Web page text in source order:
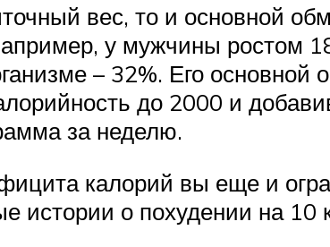
вес, то и основной
у мужчины ростом
– 32%. Его
до 2000 и
за неделю.
калорий вы еще и
истории о похудении на 10